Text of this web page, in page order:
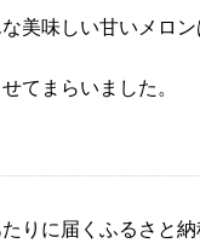
美味しい甘いメロ
てまらいました。
りに届くふるさと